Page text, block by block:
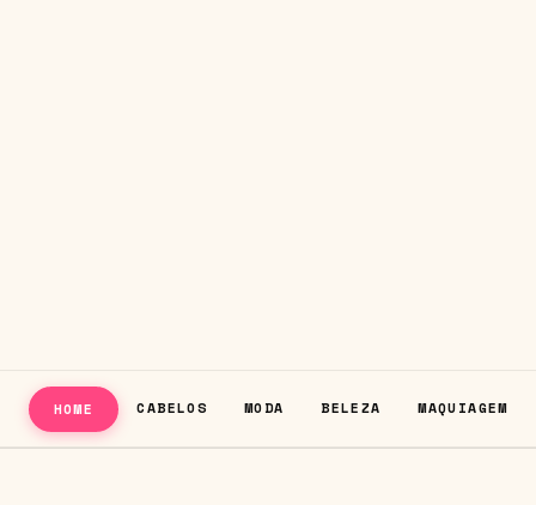
HOME CABELOS MODA BELEZA MAQUIAGEM